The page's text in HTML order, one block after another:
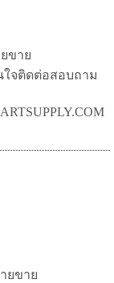
ขาย
ใจติดต่อสอบถาม
ยขาย